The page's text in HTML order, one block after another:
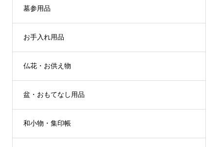
墓参用品
お手入れ用品
仏花・お供え物
盆・おもてなし用品
和小物・集印帳